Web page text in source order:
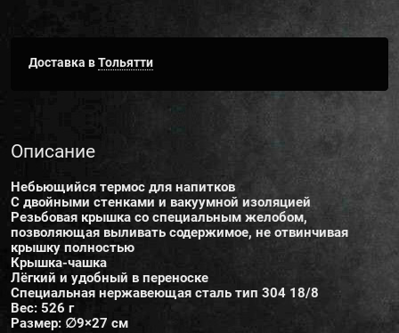
Доставка вТольятти
Описание
Небьющийся термос для напитков
С двойными стенками и вакуумной изоляцией
Резьбовая крышка со специальным желобом,
позволяющая выливать содержимое, не отвинчивая
крышку полностью
Крышка-чашка
Лёгкий и удобный в переноске
Специальная нержавеющая сталь тип 304 18/8
Вес: 526 г
Размер: ∅9×27 см